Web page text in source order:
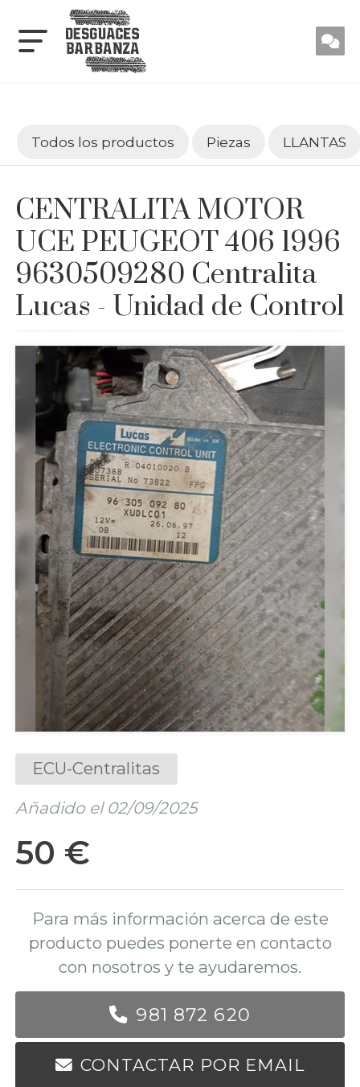
Todos los productos Piezas LLANTAS
CENTRALITA MOTOR
UCE PEUGEOT 406 1996
9630509280 Centralita
Lucas - Unidad de Control
ECU-Centralitas
Añadido el 02/09/2025
50 €
Para más información acerca de este
producto puedes ponerte en contacto
con nosotros y te ayudaremos.
981 872 620
CONTACTAR POR EMAIL